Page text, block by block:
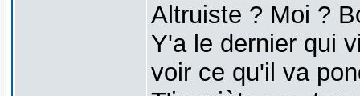
Altruiste ? Moi ?
Y'a le dernier qui
voir ce qu'il va